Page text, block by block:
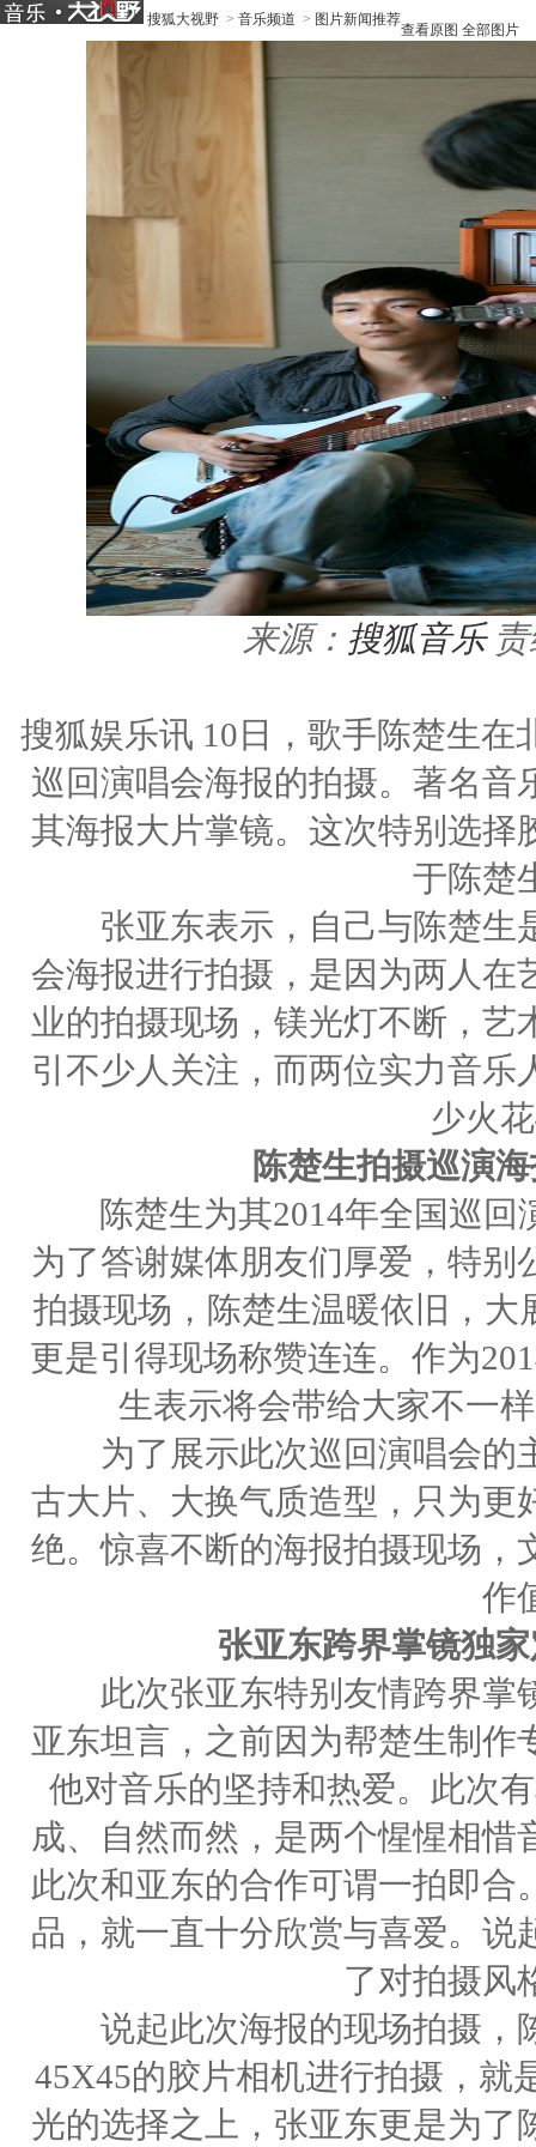
搜狐大视野 > 音乐频道 > 图片新闻推荐
查看原图 全部图片
来源： 搜狐音乐
搜狐娱乐讯 10日，歌手陈楚生在
巡回演唱会海报的拍摄。著名
其海报大片掌镜。这次特别选择
于陈楚
张亚东表示，自己与陈楚生
会海报进行拍摄，是因为两人在
业的拍摄现场，镁光灯不断，
引不少人关注，而两位实力音
少火
陈楚生拍摄巡演
陈楚生为其2014年全国巡回
为了答谢媒体朋友们厚爱，特
拍摄现场，陈楚生温暖依旧，大
更是引得现场称赞连连。作为
生表示将会带给大家不一
为了展示此次巡回演唱会的
古大片、大换气质造型，只为更
绝。惊喜不断的海报拍摄现场，
作
张亚东跨界掌镜独
此次张亚东特别友情跨界掌
亚东坦言，之前因为帮楚生制
他对音乐的坚持和热爱。此次
成、自然而然，是两个惺惺相
此次和亚东的合作可谓一拍即
品，就一直十分欣赏与喜爱。
了对拍摄风
说起此次海报的现场拍摄，
45X45的胶片相机进行拍摄，就
光的选择之上，张亚东更是为